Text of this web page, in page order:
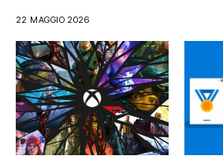
22 MAGGIO 2026